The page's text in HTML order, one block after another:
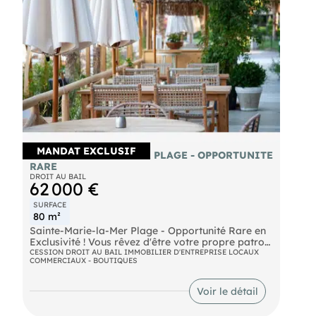
- Loyer annuel : 18000 € NET
- Charges annuelles : 1200 € TTC
MANDAT EXCLUSIF
SAINTE-MARIE-LA-MER PLAGE - OPPORTUNITE
RARE
DROIT AU BAIL
62 000 €
SURFACE
80 m²
Sainte-Marie-la-Mer Plage - Opportunité Rare en
Exclusivité ! Vous rêvez d'être votre propre patron
et d'ouvrir votre établissement dans une station
balnéaire dynamique ? C'est le moment de vous
lancer ! Nous vous proposons en exclusivité un
droit d'entrée pour un magnifique local de
restauration idéalement situé sur l'allée principale
CESSION DROIT AU BAIL IMMOBILIER D'ENTREPRISE LOCAUX
COMMERCIAUX - BOUTIQUES
Voir le détail